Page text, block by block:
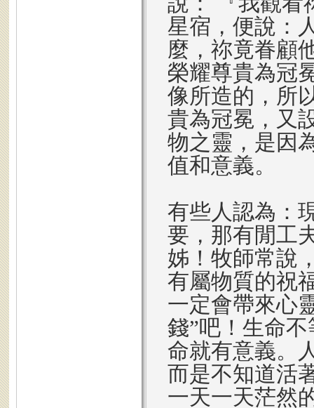
星宿，便說：
麼，祢竟眷顧
榮耀尊貴為冠
像所造的，所
貴為冠冕，又
物之靈，是因
值和意義。
有些人認為：
要，那有閒工
姊！牧師常說
有屬物質的祝
一定會帶來心
錢”吧！生命
命就有意義。
而是不知道活
一天一天茫然